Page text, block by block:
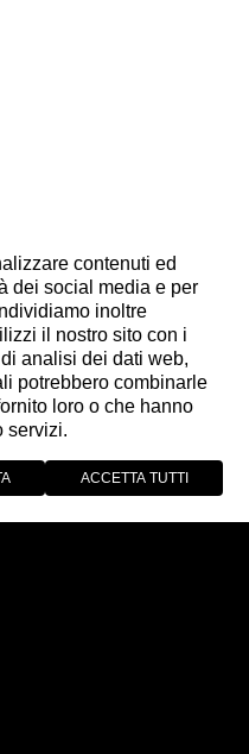
contenuti ed
dei social media e per
inoltre
il nostro sito con i
analisi dei dati web,
potrebbero combinarle
loro o che hanno
servizi.
ACCETTA TUTTI